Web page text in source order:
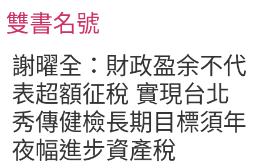
至
主雙書名號
謝曜全：財政盈余不代
表超額征稅 實現台北
秀傳健檢長期目標須年
夜幅進步資產稅